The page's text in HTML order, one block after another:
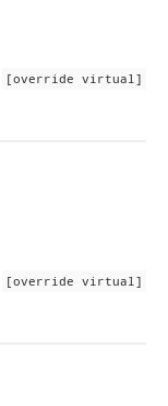
[override virtual]
[override virtual]